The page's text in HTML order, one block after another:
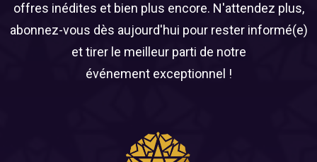
offres inédites et bien plus encore. N'attendez plus,
abonnez-vous dès aujourd'hui pour rester informé(e)
et tirer le meilleur parti de notre
événement exceptionnel !